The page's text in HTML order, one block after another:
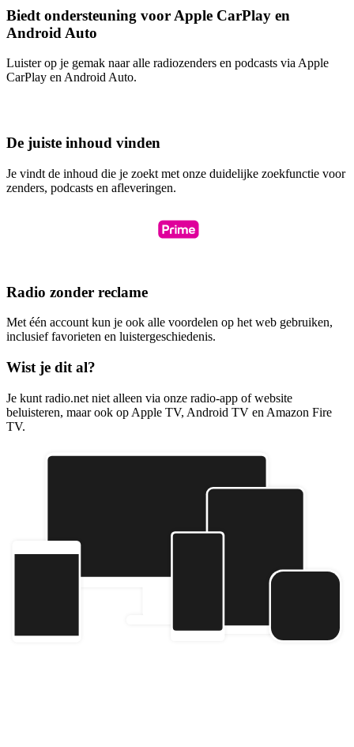
Biedt ondersteuning voor Apple CarPlay en
Android Auto
Luister op je gemak naar alle radiozenders en podcasts via Apple
CarPlay en Android Auto.
De juiste inhoud vinden
Je vindt de inhoud die je zoekt met onze duidelijke zoekfunctie voor
zenders, podcasts en afleveringen.
Radio zonder reclame
Met één account kun je ook alle voordelen op het web gebruiken,
inclusief favorieten en luistergeschiedenis.
Wist je dit al?
Je kunt radio.net niet alleen via onze radio-app of website
beluisteren, maar ook op Apple TV, Android TV en Amazon Fire
TV.